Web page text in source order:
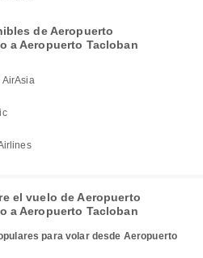
de Aeropuerto
a Aeropuerto Tacloban
el vuelo de Aeropuerto
a Aeropuerto Tacloban
para volar desde Aeropuerto